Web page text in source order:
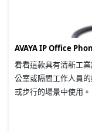
AVAYA IP Office
看看這款具有清新工
公室或隔間工作人員
或步行的場景中使用。